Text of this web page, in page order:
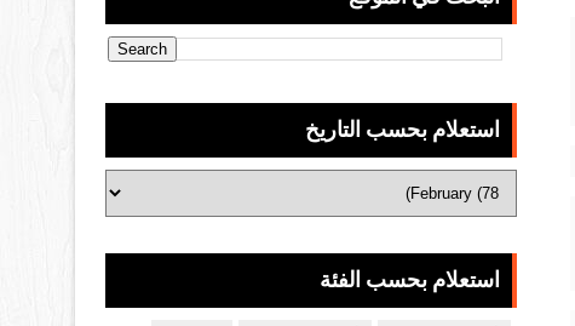
استعلام بحسب التاريخ
استعلام بحسب الفئة